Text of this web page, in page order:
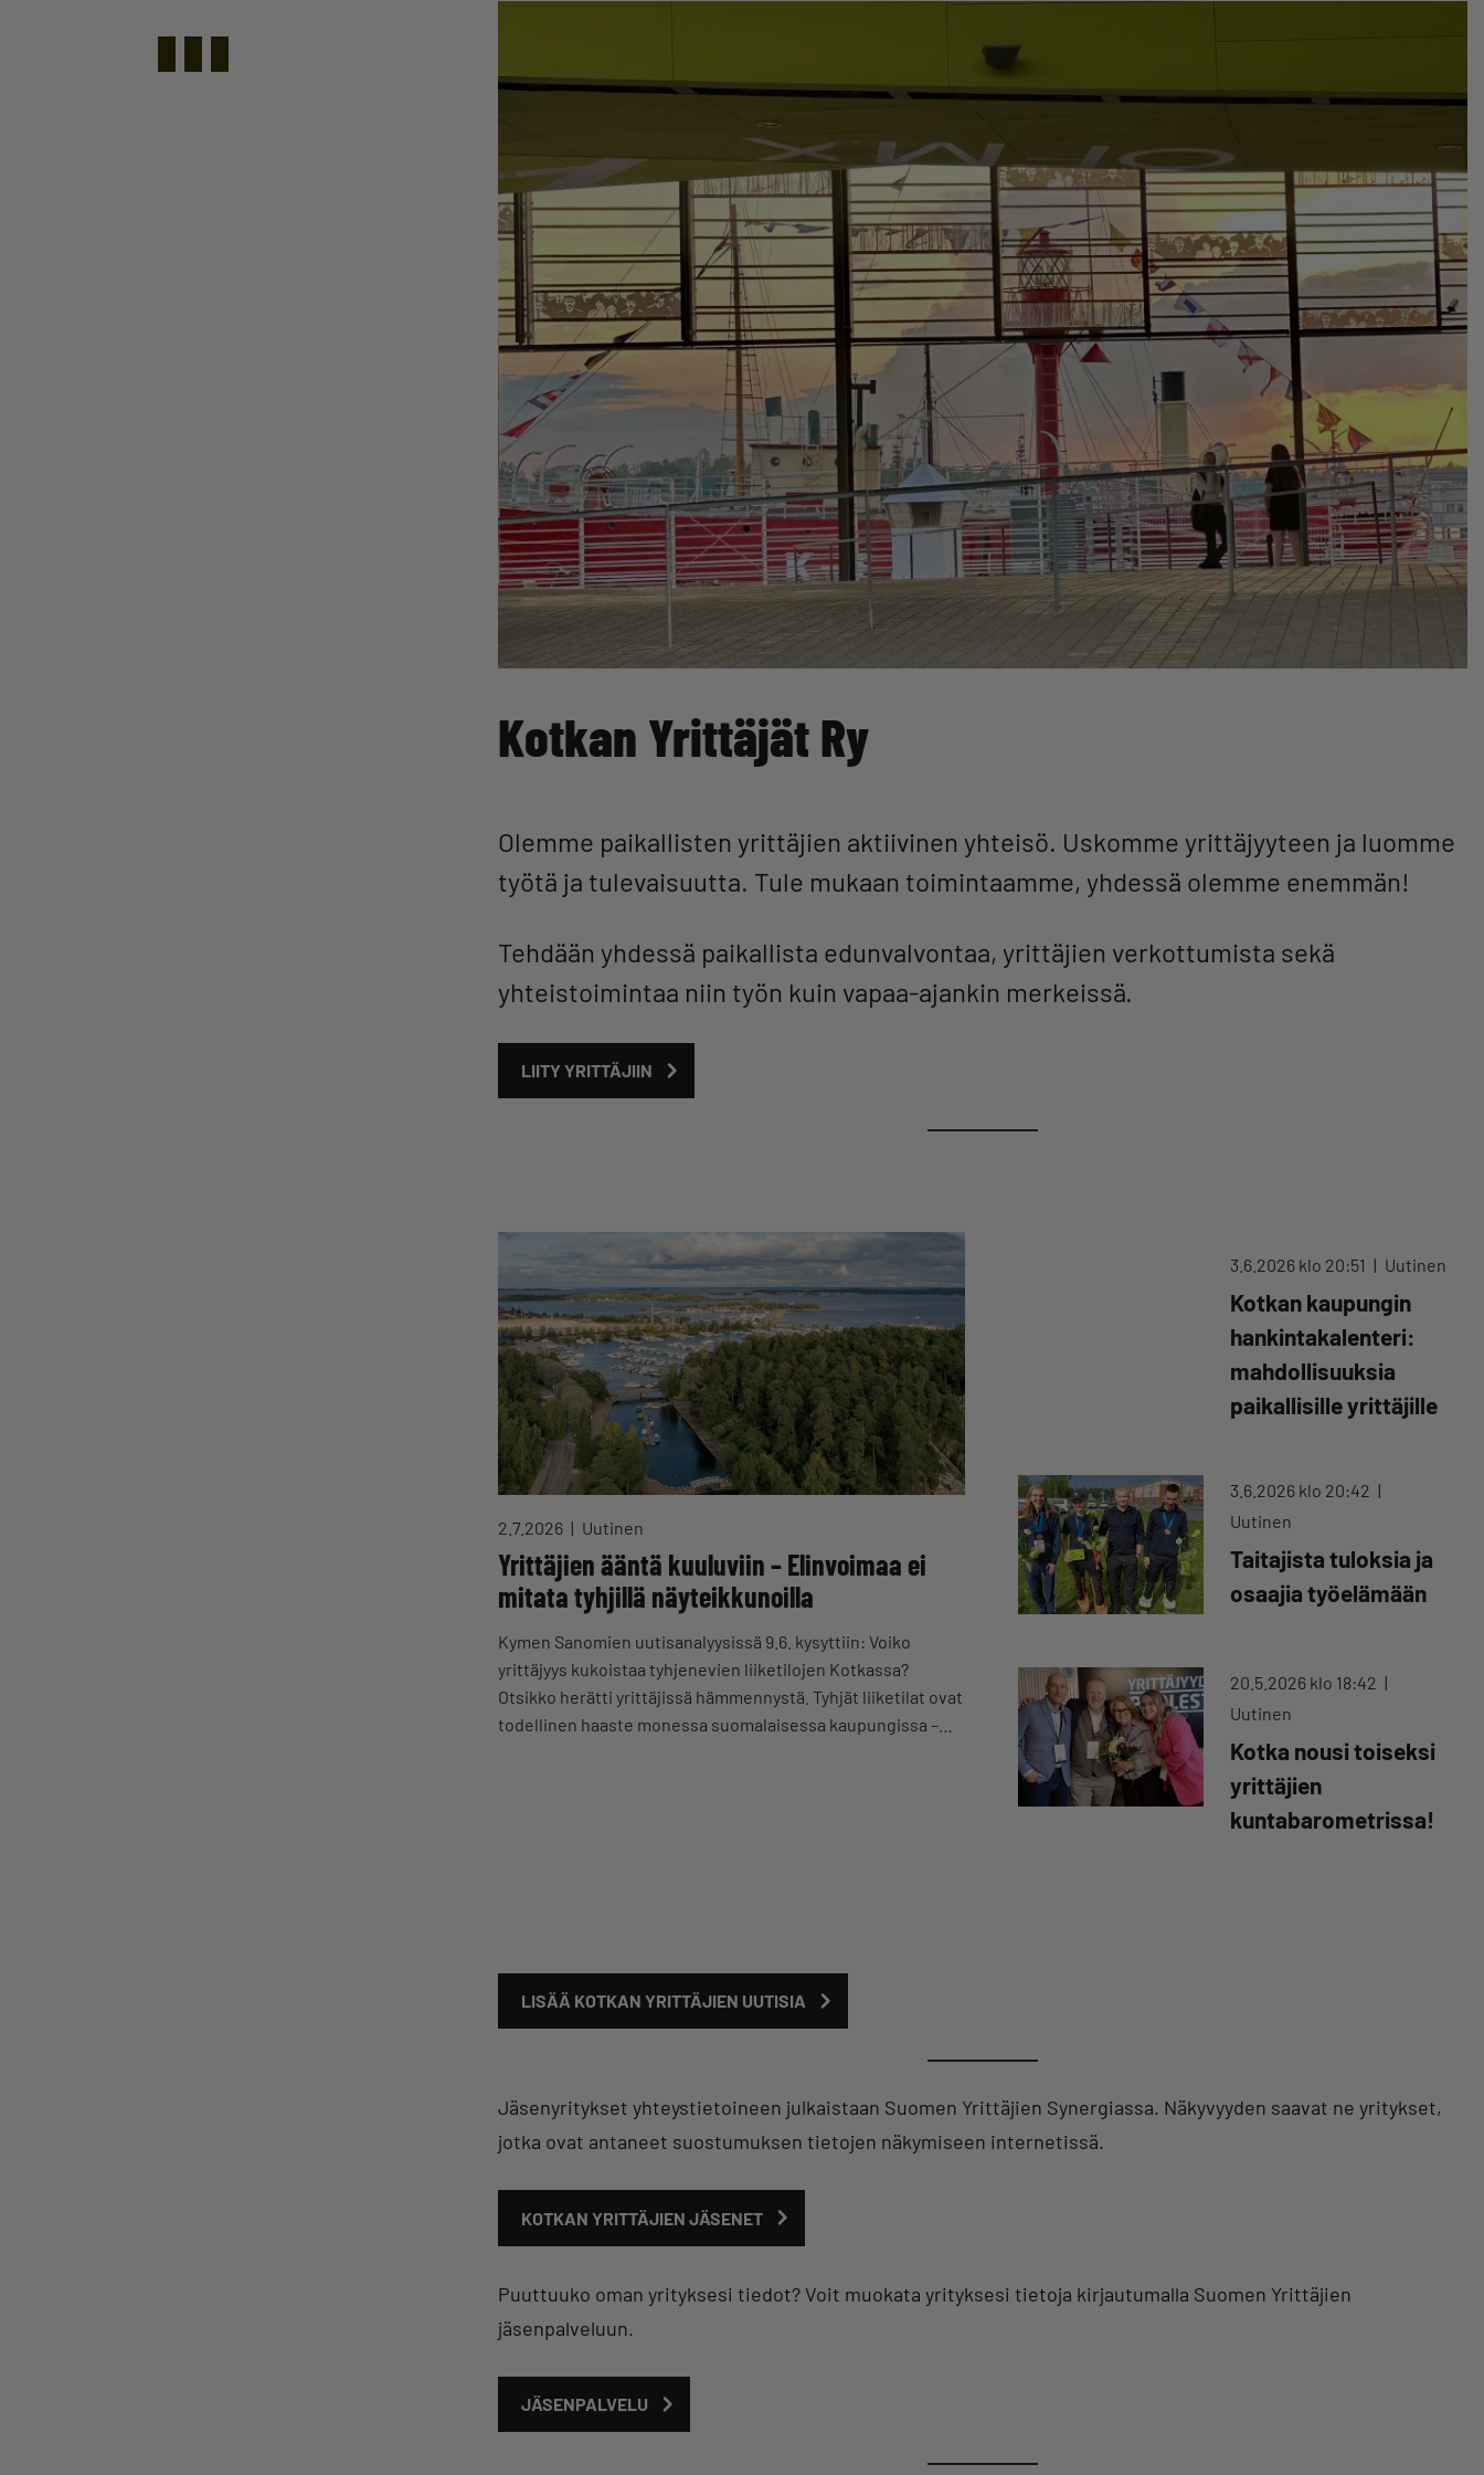
Kotkan Yrittäjät Ry
Olemme paikallisten yrittäjien aktiivinen yhteisö. Uskomme yrittäjyyteen ja luomme
työtä ja tulevaisuutta. Tule mukaan toimintaamme, yhdessä olemme enemmän!
Tehdään yhdessä paikallista edunvalvontaa, yrittäjien verkottumista sekä
yhteistoimintaa niin työn kuin vapaa-ajankin merkeissä.
LIITY YRITTÄJIIN
2.7.2026 Uutinen
Yrittäjien ääntä kuuluviin – Elinvoimaa ei
mitata tyhjillä näyteikkunoilla
Kymen Sanomien uutisanalyysissä 9.6. kysyttiin: Voiko
yrittäjyys kukoistaa tyhjenevien liiketilojen Kotkassa?
Otsikko herätti yrittäjissä hämmennystä. Tyhjät liiketilat ovat
todellinen haaste monessa suomalaisessa kaupungissa –…
3.6.2026 klo 20:51 Uutinen
Kotkan kaupungin
hankintakalenteri:
mahdollisuuksia
paikallisille yrittäjille
3.6.2026 klo 20:42
Uutinen
Taitajista tuloksia ja
osaajia työelämään
20.5.2026 klo 18:42
Uutinen
Kotka nousi toiseksi
yrittäjien
kuntabarometrissa!
LISÄÄ KOTKAN YRITTÄJIEN UUTISIA
Jäsenyritykset yhteystietoineen julkaistaan Suomen Yrittäjien Synergiassa. Näkyvyyden saavat ne yritykset,
jotka ovat antaneet suostumuksen tietojen näkymiseen internetissä.
KOTKAN YRITTÄJIEN JÄSENET
Puuttuuko oman yrityksesi tiedot? Voit muokata yrityksesi tietoja kirjautumalla Suomen Yrittäjien
jäsenpalveluun.
JÄSENPALVELU